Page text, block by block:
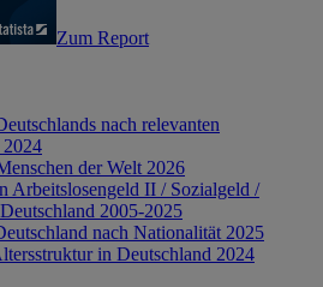
Zum Report
nach relevanten
der Welt 2026
Arbeitslosengeld II / Sozialgeld /
2005-2025
nach Nationalität 2025
in Deutschland 2024